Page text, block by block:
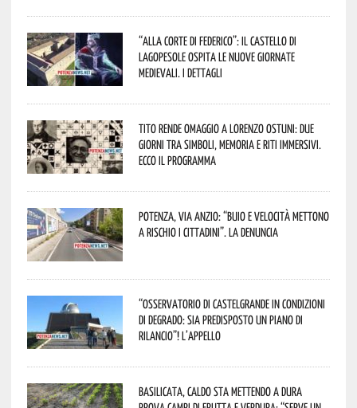
“Alla corte di Federico”: il Castello di
Lagopesole ospita le nuove Giornate
Medievali. I dettagli
Tito rende omaggio a Lorenzo Ostuni: due
giorni tra simboli, memoria e riti immersivi.
Ecco il programma
Potenza, Via Anzio: “Buio e velocità mettono
a rischio i cittadini”. La denuncia
“Osservatorio di Castelgrande in condizioni
di degrado: sia predisposto un piano di
rilancio”! L’appello
Basilicata, caldo sta mettendo a dura